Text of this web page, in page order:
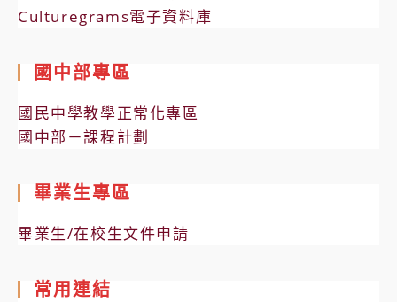
Culturegrams電子資料庫
國中部專區
國民中學教學正常化專區
國中部－課程計劃
畢業生專區
畢業生/在校生文件申請
常用連結